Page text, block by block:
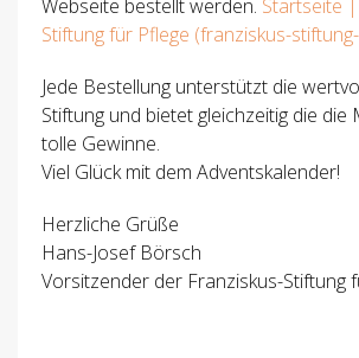
Webseite bestellt werden. Startseite
Stiftung für Pflege (franziskus-
Jede Bestellung unterstützt die
Stiftung und bietet gleichzeitig die die
tolle Gewinne.
Viel Glück mit dem Adventskalender!
Herzliche Grüße
Hans-Josef Börsch
Vorsitzender der Franziskus-Stiftung